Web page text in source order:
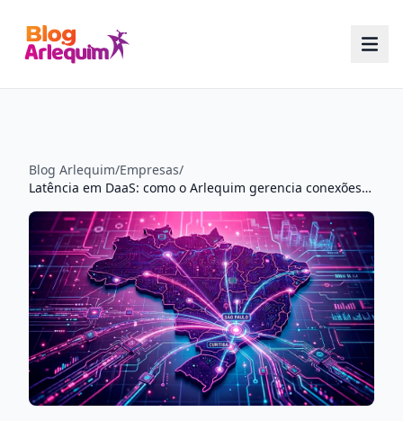
Blog Arlequim/Empresas/
Latência em DaaS: como o Arlequim gerencia conexões no ambiente corporativo brasileiro